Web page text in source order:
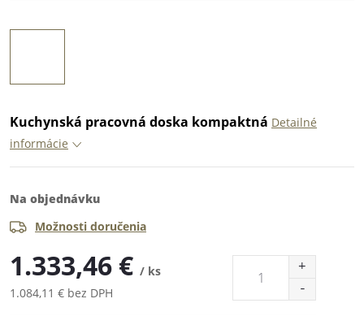
Kuchynská pracovná doska kompaktná Detailné
informácie
Na objednávku
Možnosti doručenia
1.333,46 € / ks
1.084,11 € bez DPH